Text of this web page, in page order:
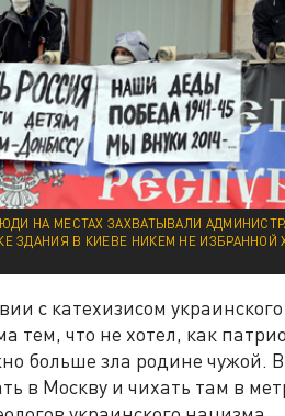
НА МЕСТАХ ЗАХВАТЫВАЛИ
ЗДАНИЯ В КИЕВЕ НИКЕМ НЕ
с катехизисом
тем, что не хотел, как
больше зла родине чужой.
в Москву и чихать там в